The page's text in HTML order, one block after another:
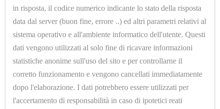
HOME
ACCESSORI
U9069.A
SONDA PTC CAVO SILICONE L. 1500mm BULBO Ø
6x40mm -20 /+130°C - 3 FILI
in risposta, il codice numerico indicante lo stato della risposta
data dal server (buon fine, errore ..) ed altri parametri relativi al
sistema operativo e all'ambiente informatico dell'utente. Questi
dati vengono utilizzati al solo fine di ricavare informazioni
statistiche anonime sull'uso del sito e per controllarne il
corretto funzionamento e vengono cancellati immediatamente
dopo l'elaborazione. I dati potrebbero essere utilizzati per
l'accertamento di responsabilità in caso di ipotetici reati